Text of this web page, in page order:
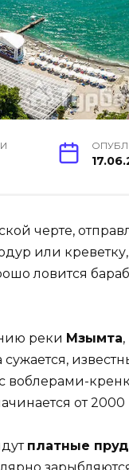
черте,
или креветку,
ловится
реки Мзымта
воблерами-
от 2000
платные